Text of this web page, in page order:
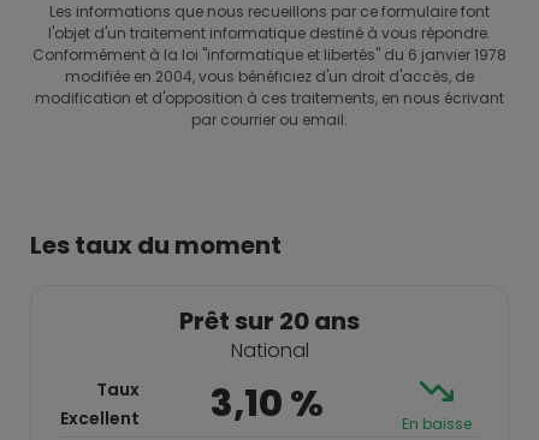
Les informations que nous recueillons par ce formulaire font
l'objet d'un traitement informatique destiné à vous répondre.
Conformément à la loi "informatique et libertés" du 6 janvier 1978
modifiée en 2004, vous bénéficiez d'un droit d'accès, de
modification et d'opposition à ces traitements, en nous écrivant
par courrier ou email.
Les taux du moment
Prêt sur 20 ans
National
Taux
Excellent
3,10 % En baisse